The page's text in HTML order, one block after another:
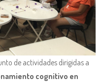
de actividades dirigidas a
cognitivo en